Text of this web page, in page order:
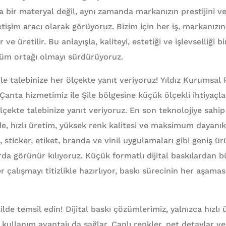
bir materyal değil, aynı zamanda markanızın prestijini
aracı olarak görüyoruz. Bizim için her iş, markanızın
ve üretilir. Bu anlayışla, kaliteyi, estetiği ve işlevselliği
ortağı olmayı sürdürüyoruz.
talebinize her ölçekte yanıt veriyoruz! Yıldız Kurumsal
hizmetimiz ile Şile bölgesine küçük ölçekli
talebinize yanıt veriyoruz. En son teknolojiye sahip
hızlı üretim, yüksek renk kalitesi ve maksimum
sticker, etiket, branda ve vinil uygulamaları gibi geniş
görünür kılıyoruz. Küçük formatlı dijital baskılardan
titizlikle hazırlıyor, baskı sürecinin her
temsil edin! Dijital baskı çözümlerimiz, yalnızca hızlı